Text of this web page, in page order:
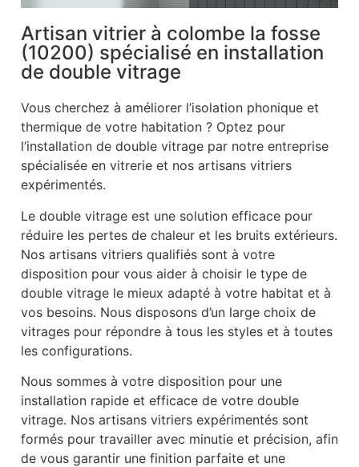
Artisan vitrier à colombe la fosse
(10200) spécialisé en installation
de double vitrage
Vous cherchez à améliorer l’isolation phonique et
thermique de votre habitation ? Optez pour
l’installation de double vitrage par notre entreprise
spécialisée en vitrerie et nos artisans vitriers
expérimentés.
Le double vitrage est une solution efficace pour
réduire les pertes de chaleur et les bruits extérieurs.
Nos artisans vitriers qualifiés sont à votre
disposition pour vous aider à choisir le type de
double vitrage le mieux adapté à votre habitat et à
vos besoins. Nous disposons d’un large choix de
vitrages pour répondre à tous les styles et à toutes
les configurations.
Nous sommes à votre disposition pour une
installation rapide et efficace de votre double
vitrage. Nos artisans vitriers expérimentés sont
formés pour travailler avec minutie et précision, afin
de vous garantir une finition parfaite et une